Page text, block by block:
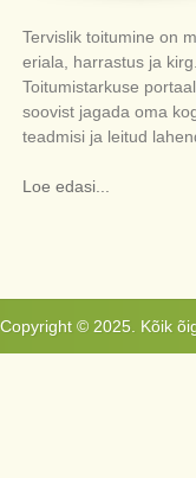
Tervislik toitumine on
eriala, harrastus ja kirg.
Toitumistarkuse
soovist jagada oma
teadmisi ja leitud
Loe edasi...
Copyright © 2025. Kõik